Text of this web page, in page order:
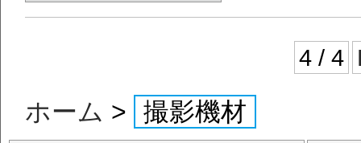
4 / 4
ホーム > 撮影機材